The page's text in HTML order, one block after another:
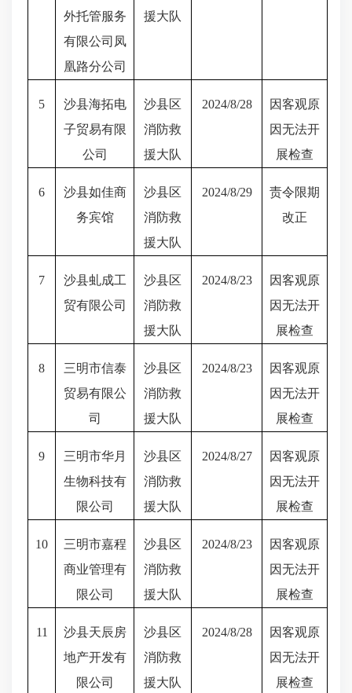
外托管服务
有限公司凤
凰路分公司
援大队
5
沙县海拓电
子贸易有限
公司
沙县区
消防救
援大队
2024/8/28
因客观原
因无法开
展检查
6
沙县如佳商
务宾馆
沙县区
消防救
援大队
2024/8/29
责令限期
改正
7
沙县虬成工
贸有限公司
沙县区
消防救
援大队
2024/8/23
因客观原
因无法开
展检查
8
三明市信泰
贸易有限公
司
沙县区
消防救
援大队
2024/8/23
因客观原
因无法开
展检查
9
三明市华月
生物科技有
限公司
沙县区
消防救
援大队
2024/8/27
因客观原
因无法开
展检查
10
三明市嘉程
商业管理有
限公司
沙县区
消防救
援大队
2024/8/23
因客观原
因无法开
展检查
11
沙县天辰房
地产开发有
限公司
沙县区
消防救
援大队
2024/8/28
因客观原
因无法开
展检查